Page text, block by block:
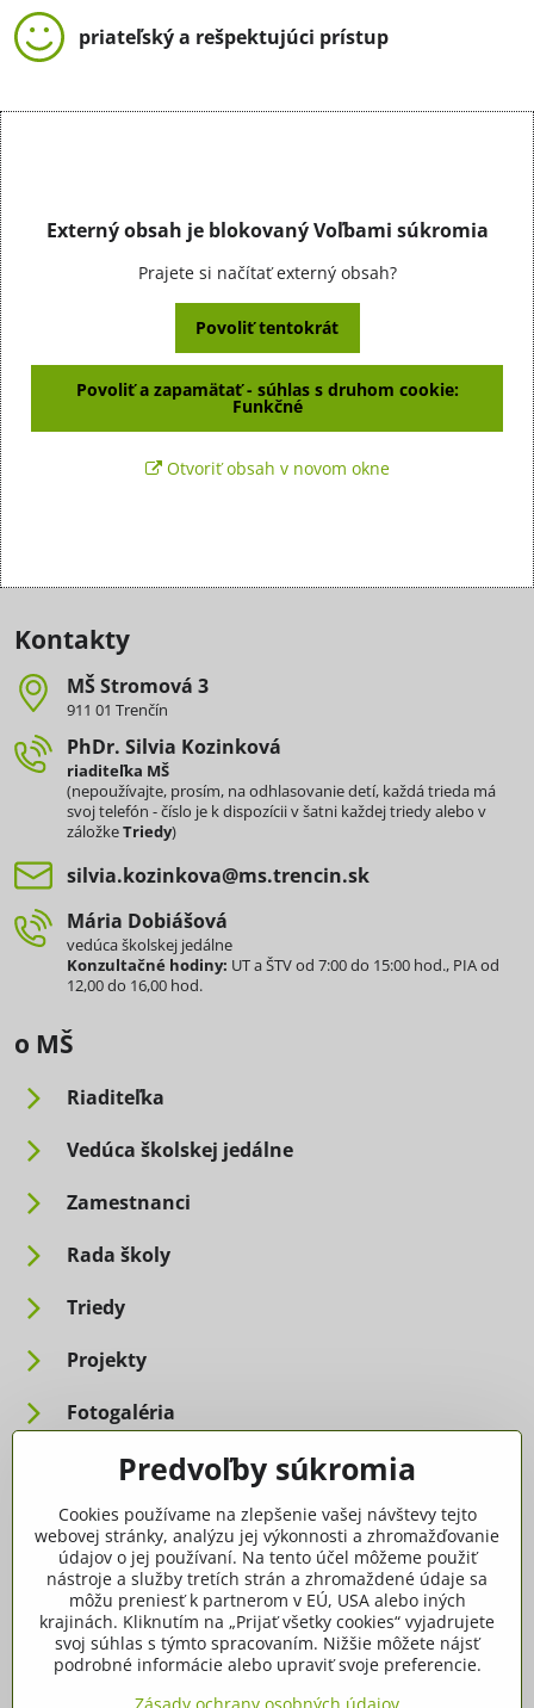
priateľský a rešpektujúci prístup
Externý obsah je blokovaný Voľbami súkromia
Prajete si načítať externý obsah?
Povoliť tentokrát
Povoliť a zapamätať - súhlas s druhom cookie:
Funkčné
Otvoriť obsah v novom okne
Kontakty
MŠ Stromová 3
911 01 Trenčín
PhDr​. Silvia Kozinková
riaditeľka MŠ
(nepoužívajte, prosím, na odhlasovanie detí, každá trieda má
svoj telefón - číslo je k dispozícii v šatni každej triedy alebo v
záložkeTriedy)
silvia​.kozinkova​@ms​.trencin​.sk
Mária Dobiášová
vedúca školskej jedálne
Konzultačné hodiny: UT a ŠTV od 7:00 do 15:00 hod., PIA od
12,00 do 16,00 hod.
o MŠ
Riaditeľka
Vedúca školskej jedálne
Zamestnanci
Rada školy
Triedy
Projekty
Fotogaléria
Informácie pre rodičov
Dôležité informácie
Ako spracúvame osobné údaje
Tlačivá, dokumenty
Predvoľby súkromia
Cookies používame na zlepšenie vašej návštevy tejto
webovej stránky, analýzu jej výkonnosti a zhromažďovanie
údajov o jej používaní. Na tento účel môžeme použiť
nástroje a služby tretích strán a zhromaždené údaje sa
môžu preniesť k partnerom v EÚ, USA alebo iných
krajinách. Kliknutím na „Prijať všetky cookies“ vyjadrujete
svoj súhlas s týmto spracovaním. Nižšie môžete nájsť
podrobné informácie alebo upraviť svoje preferencie.